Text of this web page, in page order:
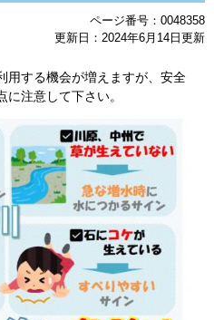
ページ番号：0048358
更新日：2024年6月14日更新
用する機会が増えますが、安全
注意して下さい。